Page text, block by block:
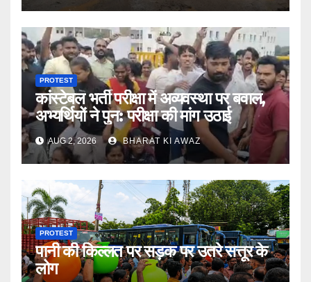
PROTEST
कांस्टेबल भर्ती परीक्षा में अव्यवस्था पर बवाल,
अभ्यर्थियों ने पुन: परीक्षा की मांग उठाई
AUG 2, 2026 BHARAT KI AWAZ
PROTEST
पानी की किल्लत पर सड़क पर उतरे सत्तूर के
लोग